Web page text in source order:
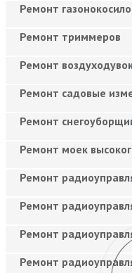
Ремонт
Ремонт триммеров
Ремонт
Ремонт садовые
Ремонт
Ремонт моек
Ремонт
Ремонт
Ремонт
Ремонт